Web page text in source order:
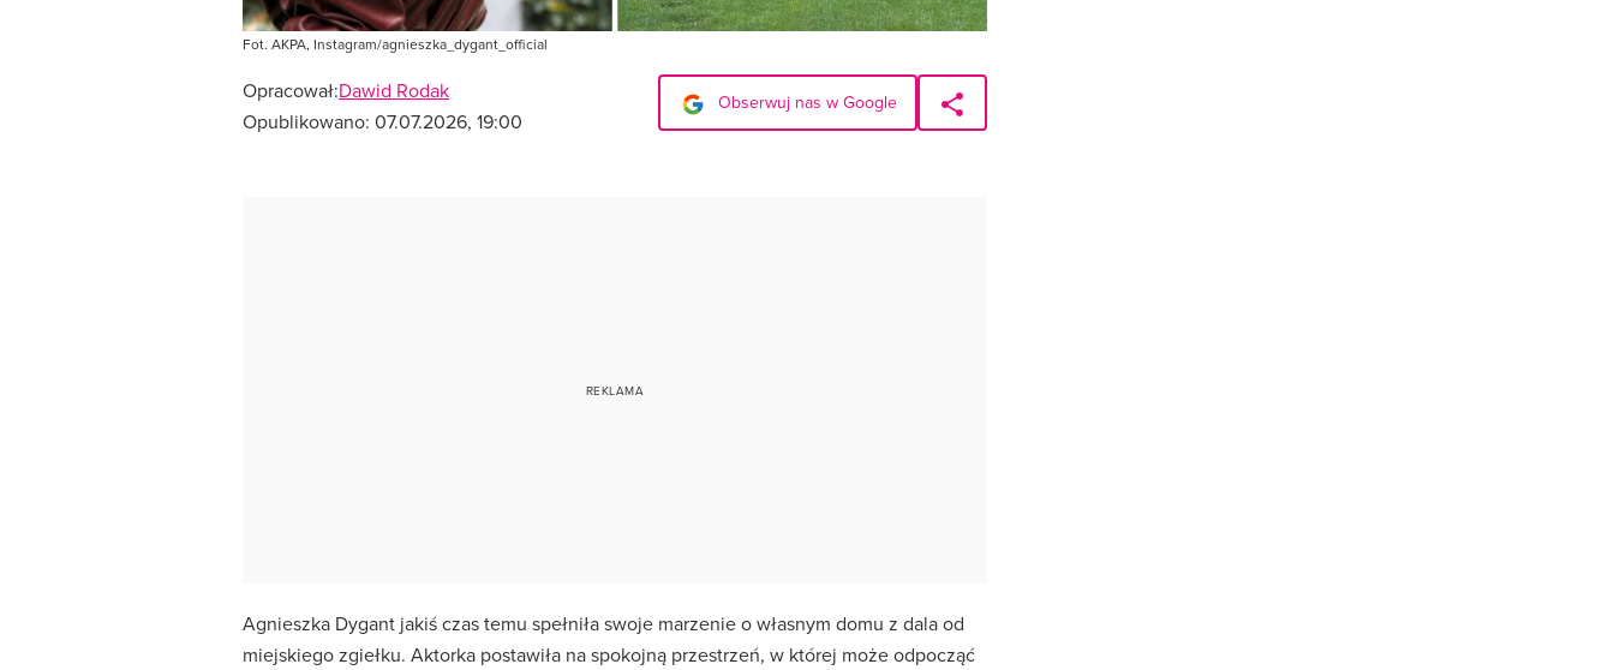
Fot. AKPA, Instagram/agnieszka_dygant_official
Opracował:Dawid Rodak
Opublikowano: 07.07.2026, 19:00
Obserwuj nas w Google
Agnieszka Dygant jakiś czas temu spełniła swoje marzenie o własnym domu z dala od
miejskiego zgiełku. Aktorka postawiła na spokojną przestrzeń, w której może odpocząć